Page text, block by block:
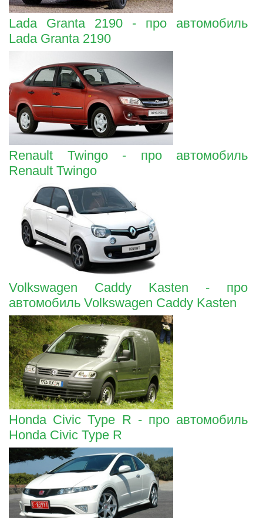
Lada Granta 2190 - про автомобиль
Lada Granta 2190
Renault Twingo - про автомобиль
Renault Twingo
Volkswagen Caddy Kasten - про
автомобиль Volkswagen Caddy Kasten
Honda Civic Type R - про автомобиль
Honda Civic Type R